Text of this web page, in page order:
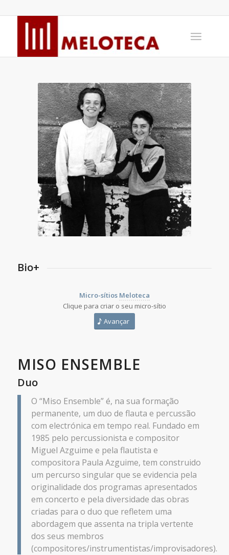
Bio+
Micro-sítios Meloteca
Clique para criar o seu micro-sítio
Avançar
MISO ENSEMBLE
Duo
O “Miso Ensemble” é, na sua formação
permanente, um duo de flauta e percussão
com electrónica em tempo real. Fundado em
1985 pelo percussionista e compositor
Miguel Azguime e pela flautista e
compositora Paula Azguime, tem construido
um percurso singular que se evidencia pela
originalidade dos programas apresentados
em concerto e pela diversidade das obras
criadas para o duo que refletem uma
abordagem que assenta na tripla vertente
dos seus membros
(compositores/instrumentistas/improvisadores).